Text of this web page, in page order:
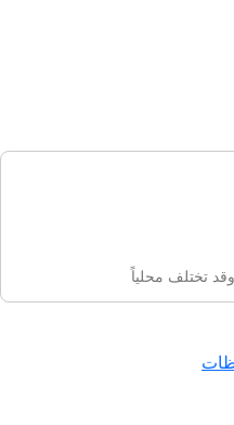
تختلف محلياً